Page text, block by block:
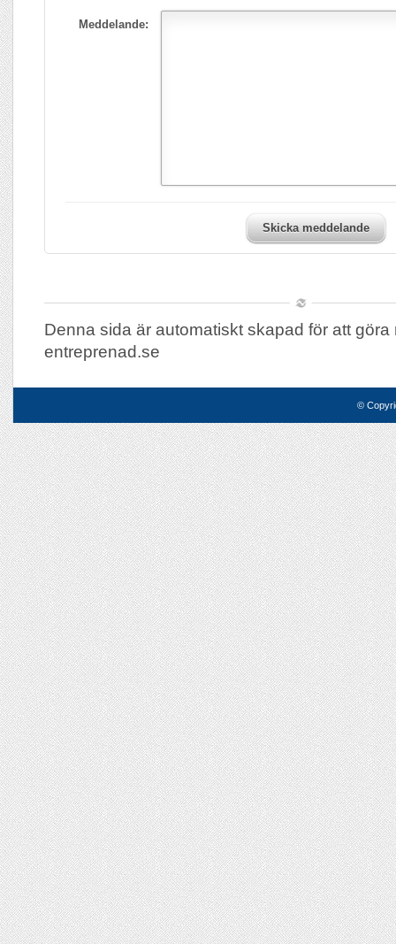
Meddelande:
Skicka meddelande
Denna sida är automatiskt skapad för att göra
entreprenad.se
©